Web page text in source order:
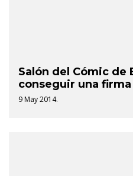
Salón del Cómic de
conseguir una
9 May 2014.